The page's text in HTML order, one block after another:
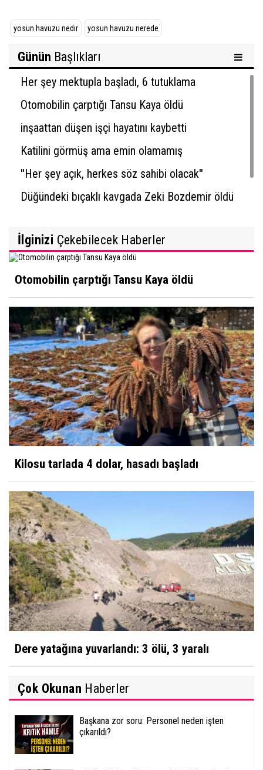
yosun havuzu nedir yosun havuzu nerede
Günün Başlıkları
Her şey mektupla başladı, 6 tutuklama
Otomobilin çarptığı Tansu Kaya öldü
inşaattan düşen işçi hayatını kaybetti
Katilini görmüş ama emin olamamış
''Her şey açık, herkes söz sahibi olacak''
Düğündeki bıçaklı kavgada Zeki Bozdemir öldü
İlginizi Çekebilecek Haberler
Otomobilin çarptığı Tansu Kaya öldü
Kilosu tarlada 4 dolar, hasadı başladı
Dere yatağına yuvarlandı: 3 ölü, 3 yaralı
Çok Okunan Haberler
Başkana zor soru: Personel neden işten
çıkarıldı?